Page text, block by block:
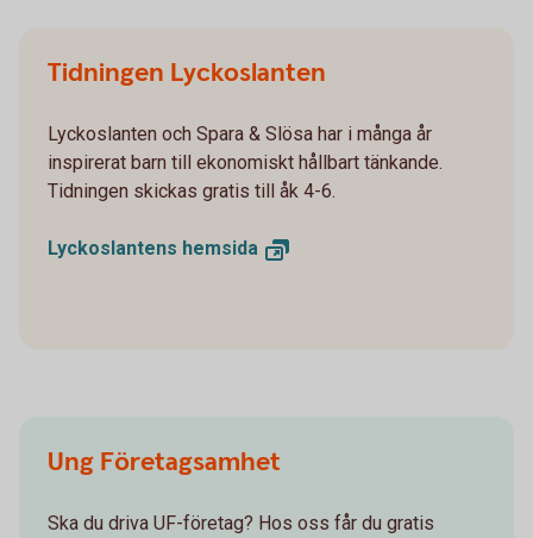
Tidningen Lyckoslanten
Lyckoslanten och Spara & Slösa har i många år
inspirerat barn till ekonomiskt hållbart tänkande.
Tidningen skickas gratis till åk 4-6.
Lyckoslantens hemsida
Ung Företagsamhet
Ska du driva UF-företag? Hos oss får du gratis